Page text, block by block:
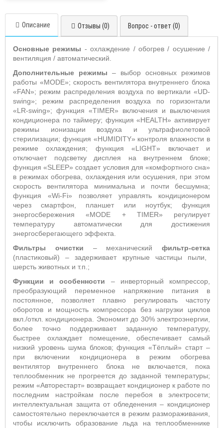
Описание Отзывы (0) Вопрос - ответ (0)
Основные режимы - охлаждение / обогрев / осушение /
вентиляция / автоматический.
Дополнительные режимы – выбор основных режимов
работы «MODE»;скорость вентилятора внутреннего блока
«FAN»; режим распределения воздуха по вертикали «UD-
swing»; режим распределения воздуха по горизонтали
«LR-swing»; функция «TIMER» включения и выключения
кондиционера по таймеру; функция «HEALTH» активирует
режимы ионизации воздуха и ультрафиолетовой
стерилизации; функция «HUMIDITY» контроля влажности в
режиме охлаждения; функция «LIGHT» включает и
отключает подсветку дисплея на внутреннем блоке;
функция «SLEEP» создает условия для «комфортного сна»
в режимах обогрева, охлаждения или осушения, при этом
скорость вентилятора минимальна и почти бесшумна;
функция «Wi-Fi» позволяет управлять кондиционером
через смартфон, планшет или ноутбук; функция
энергосбережения «MODE + TIMER» регулирует
температуру автоматически для достижения
энергосберегающего эффекта.
Фильтры очистки – механический фильтр-сетка
(пластиковый) – задерживает крупные частицы пыли,
шерсть животных и т.п.;
Функции и особенности – инверторный компрессор,
преобразующий переменное напряжение питания в
постоянное, позволяет плавно регулировать частоту
оборотов и мощность компрессора без нагрузки циклов
вкл./откл. кондиционера. Экономит до 30% электроэнергии,
более точно поддерживает заданную температуру,
быстрее охлаждает помещение, обеспечивает самый
низкий уровень шума блоков; функция «Тёплый» старт–
при включении кондиционера в режим обогрева
вентилятор внутреннего блока не включается, пока
теплообменник не прогреется до заданной температуры;
режим «Авторестарт» возвращает кондиционер к работе по
последним настройкам после перебоя в электросети;
интеллектуальная защита от обледенения – кондиционер
самостоятельно переключается в режим размораживания,
чтобы исключить образование льда на теплообменнике